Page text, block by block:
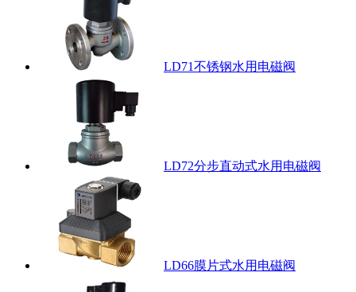
LD71不锈钢水用电磁阀
LD72分步直动式水用电磁阀
LD66膜片式水用电磁阀